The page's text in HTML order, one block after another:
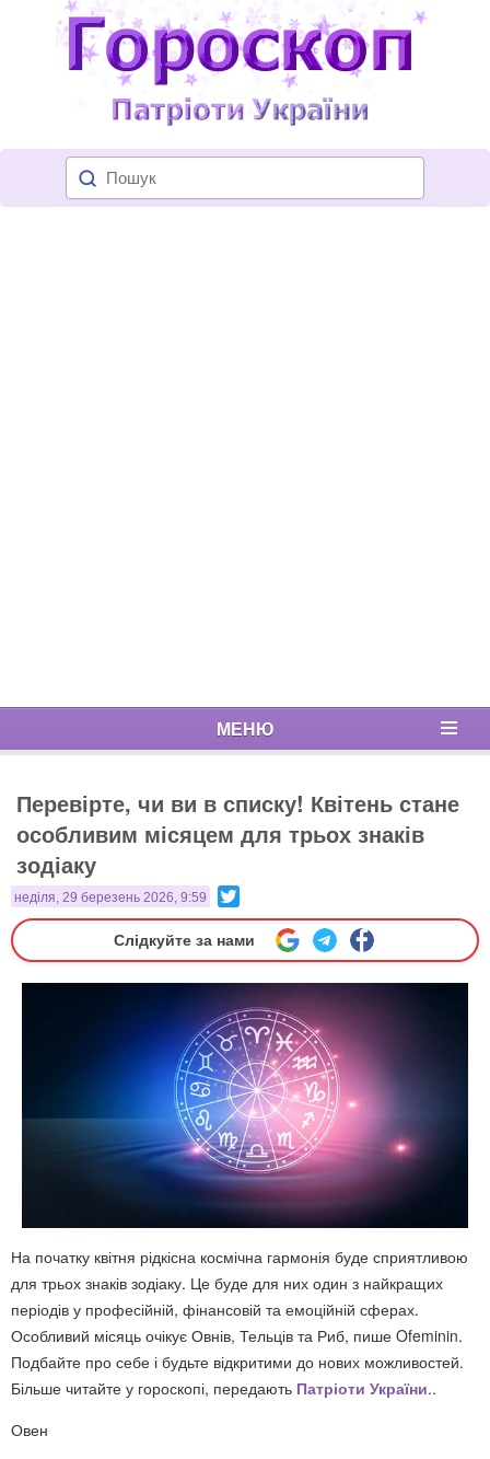
МЕНЮ
Перевірте, чи ви в списку! Квітень стане
особливим місяцем для трьох знаків
зодіаку
неділя, 29 березень 2026, 9:59
Слідкуйте за нами
На початку квітня рідкісна космічна гармонія буде сприятливою
для трьох знаків зодіаку. Це буде для них один з найкращих
періодів у професійній, фінансовій та емоційній сферах.
Особливий місяць очікує Овнів, Тельців та Риб, пише Ofeminin.
Подбайте про себе і будьте відкритими до нових можливостей.
Більше читайте у гороскопі, передають Патріоти України..
Овен